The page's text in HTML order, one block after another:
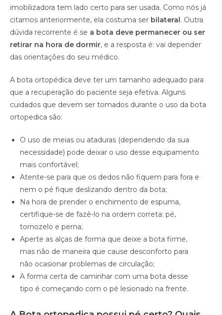
imobilizadora tem lado certo para ser usada. Como nós já
citamos anteriormente, ela costuma ser bilateral. Outra
dúvida recorrente é se a bota deve permanecer ou ser
retirar na hora de dormir, e a resposta é: vai depender
das orientações do seu médico.
A bota ortopédica deve ter um tamanho adequado para
que a recuperação do paciente seja efetiva. Alguns
cuidados que devem ser tomados durante o uso da bota
ortopedica são:
O uso de meias ou ataduras (dependendo da sua
necessidade) pode deixar o uso desse equipamento
mais confortável;
Atente-se para que os dedos não fiquem para fora e
nem o pé fique deslizando dentro da bota;
Na hora de prender o enchimento de espuma,
certifique-se de fazê-lo na ordem correta: pé,
tornozelo e perna;
Aperte as alças de forma que deixe a bota firme,
mas não de maneira que cause desconforto para
não ocasionar problemas de circulação;
A forma certa de caminhar com uma bota desse
tipo é começando com o pé lesionado na frente.